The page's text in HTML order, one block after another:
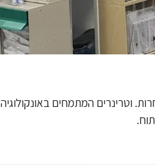
וטרינרים המתמחים באונקולוגיה